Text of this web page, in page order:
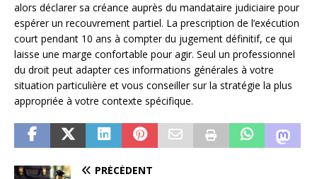
alors déclarer sa créance auprès du mandataire judiciaire pour
espérer un recouvrement partiel. La prescription de l’exécution
court pendant 10 ans à compter du jugement définitif, ce qui
laisse une marge confortable pour agir. Seul un professionnel
du droit peut adapter ces informations générales à votre
situation particulière et vous conseiller sur la stratégie la plus
appropriée à votre contexte spécifique.
PRÉCÉDENT